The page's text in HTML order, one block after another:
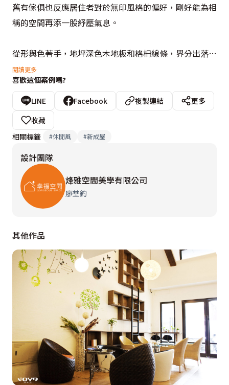
舊有傢俱也反應居住者對於無印風格的偏好，剛好能為相
稱的空間再添一股紓壓氣息。
從形與色著手，地坪深色木地板和格柵線條，界分出落塵
玄關。一旁延伸的餐櫃，可以發現小空間的關鍵設計。由
木工訂製的一套餐桌椅，精算比例、尺寸，可以完全淨空
收入櫃內，兼顧用餐需求與空間彈性，展現設計者的靈活
思維。主臥房精選復古燈具，從中襯托個性品味，同時貼
心備有上掀式化妝台，達到美感與機能的平衡。
閱讀更多
喜歡這個案例嗎?
LINE Facebook 複製連結
更多
收藏
相關標籤
#休閒風 #新成屋
設計團隊
烽雅空間美學有限公司
廖埜鈞
其他作品